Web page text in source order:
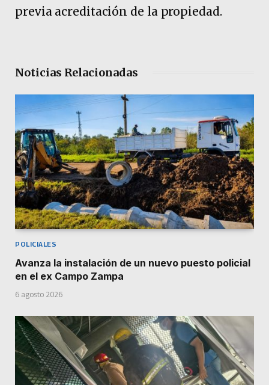
previa acreditación de la propiedad.
Noticias Relacionadas
POLICIALES
Avanza la instalación de un nuevo puesto policial
en el ex Campo Zampa
6 agosto 2026